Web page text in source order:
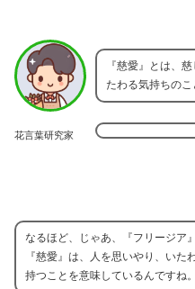
花言葉研究家
『慈愛』とは、
たわる気持ちのこ
なるほど、じゃあ、『フリージア
『慈愛』は、人を思いやり、いた
持つことを意味しているんですね。